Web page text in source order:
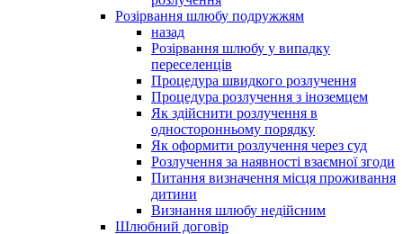
Розірвання шлюбу подружжям
назад
Розірвання шлюбу у випадку
переселенців
Процедура швидкого розлучення
Процедура розлучення з іноземцем
Як здійснити розлучення в
односторонньому порядку
Як оформити розлучення через суд
Розлучення за наявності взаємної згоди
Питання визначення місця проживання
дитини
Визнання шлюбу недійсним
Шлюбний договір